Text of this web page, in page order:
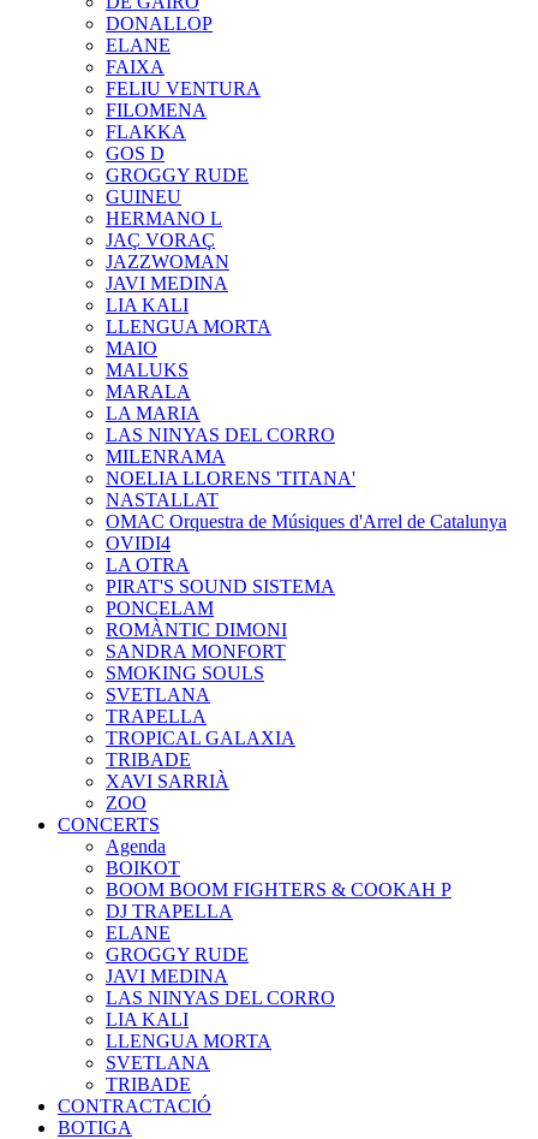
DONALLOP
ELANE
FAIXA
FELIU VENTURA
FILOMENA
FLAKKA
GOS D
GROGGY RUDE
GUINEU
HERMANO L
JAÇ VORAÇ
JAZZWOMAN
JAVI MEDINA
LIA KALI
LLENGUA MORTA
MAIO
MALUKS
MARALA
LA MARIA
LAS NINYAS DEL CORRO
MILENRAMA
NOELIA LLORENS 'TITANA'
NASTALLAT
OMAC Orquestra de Músiques d'Arrel de Catalunya
OVIDI4
LA OTRA
PIRAT'S SOUND SISTEMA
PONCELAM
ROMÀNTIC DIMONI
SANDRA MONFORT
SMOKING SOULS
SVETLANA
TRAPELLA
TROPICAL GALAXIA
TRIBADE
XAVI SARRIÀ
ZOO
CONCERTS
Agenda
BOIKOT
BOOM BOOM FIGHTERS & COOKAH P
DJ TRAPELLA
ELANE
GROGGY RUDE
JAVI MEDINA
LAS NINYAS DEL CORRO
LIA KALI
LLENGUA MORTA
SVETLANA
TRIBADE
CONTRACTACIÓ
BOTIGA